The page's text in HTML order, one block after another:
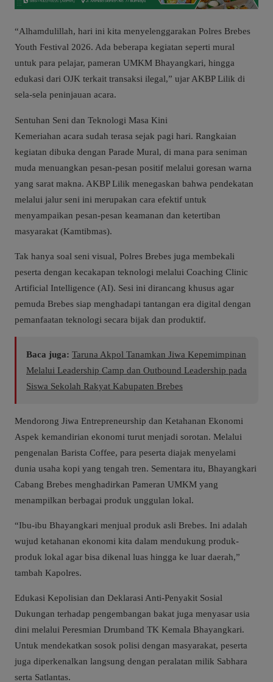
“Alhamdulillah, hari ini kita menyelenggarakan Polres Brebes
Youth Festival 2026. Ada beberapa kegiatan seperti mural
untuk para pelajar, pameran UMKM Bhayangkari, hingga
edukasi dari OJK terkait transaksi ilegal,” ujar AKBP Lilik di
sela-sela peninjauan acara.
Sentuhan Seni dan Teknologi Masa Kini
Kemeriahan acara sudah terasa sejak pagi hari. Rangkaian
kegiatan dibuka dengan Parade Mural, di mana para seniman
muda menuangkan pesan-pesan positif melalui goresan warna
yang sarat makna. AKBP Lilik menegaskan bahwa pendekatan
melalui jalur seni ini merupakan cara efektif untuk
menyampaikan pesan-pesan keamanan dan ketertiban
masyarakat (Kamtibmas).
Tak hanya soal seni visual, Polres Brebes juga membekali
peserta dengan kecakapan teknologi melalui Coaching Clinic
Artificial Intelligence (AI). Sesi ini dirancang khusus agar
pemuda Brebes siap menghadapi tantangan era digital dengan
pemanfaatan teknologi secara bijak dan produktif.
Baca juga: Taruna Akpol Tanamkan Jiwa Kepemimpinan
Melalui Leadership Camp dan Outbound Leadership pada
Siswa Sekolah Rakyat Kabupaten Brebes
Mendorong Jiwa Entrepreneurship dan Ketahanan Ekonomi
Aspek kemandirian ekonomi turut menjadi sorotan. Melalui
pengenalan Barista Coffee, para peserta diajak menyelami
dunia usaha kopi yang tengah tren. Sementara itu, Bhayangkari
Cabang Brebes menghadirkan Pameran UMKM yang
menampilkan berbagai produk unggulan lokal.
“Ibu-ibu Bhayangkari menjual produk asli Brebes. Ini adalah
wujud ketahanan ekonomi kita dalam mendukung produk-
produk lokal agar bisa dikenal luas hingga ke luar daerah,”
tambah Kapolres.
Edukasi Kepolisian dan Deklarasi Anti-Penyakit Sosial
Dukungan terhadap pengembangan bakat juga menyasar usia
dini melalui Peresmian Drumband TK Kemala Bhayangkari.
Untuk mendekatkan sosok polisi dengan masyarakat, peserta
juga diperkenalkan langsung dengan peralatan milik Sabhara
serta Satlantas.